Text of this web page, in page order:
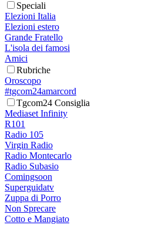
Speciali
Elezioni Italia
Elezioni estero
Grande Fratello
L'isola dei famosi
Amici
Rubriche
Oroscopo
#tgcom24amarcord
Tgcom24 Consiglia
Mediaset Infinity
R101
Radio 105
Virgin Radio
Radio Montecarlo
Radio Subasio
Comingsoon
Superguidatv
Zuppa di Porro
Non Sprecare
Cotto e Mangiato